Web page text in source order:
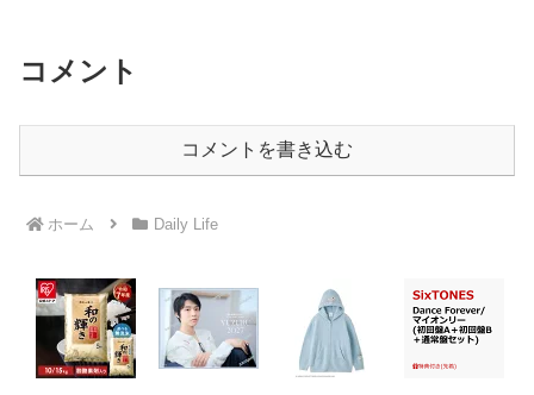
コメント
コメントを書き込む
ホーム Daily Life